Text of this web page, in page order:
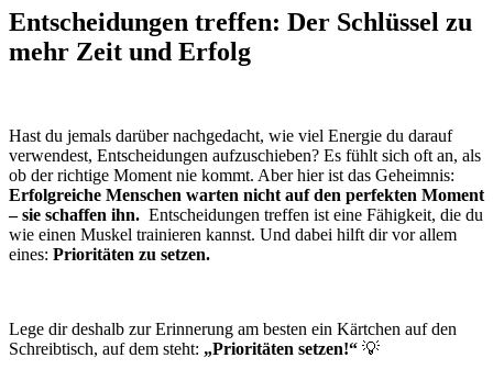
Entscheidungen treffen: Der Schlüssel zu
mehr Zeit und Erfolg
Hast du jemals darüber nachgedacht, wie viel Energie du darauf
verwendest, Entscheidungen aufzuschieben? Es fühlt sich oft an, als
ob der richtige Moment nie kommt. Aber hier ist das Geheimnis:
Erfolgreiche Menschen warten nicht auf den perfekten Moment
– sie schaffen ihn. Entscheidungen treffen ist eine Fähigkeit, die du
wie einen Muskel trainieren kannst. Und dabei hilft dir vor allem
eines: Prioritäten zu setzen.
Lege dir deshalb zur Erinnerung am besten ein Kärtchen auf den
Schreibtisch, auf dem steht: „Prioritäten setzen!“ 💡